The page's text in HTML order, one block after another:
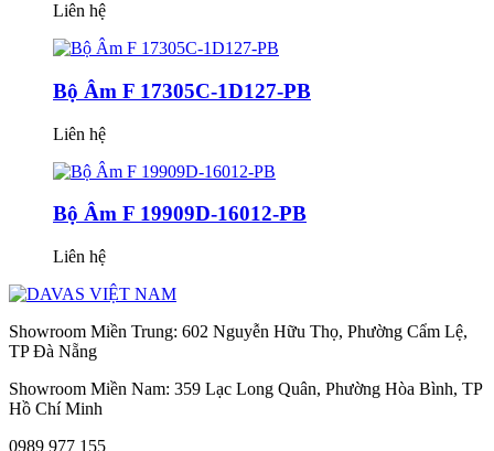
Liên hệ
Bộ Âm F 17305C-1D127-PB
Liên hệ
Bộ Âm F 19909D-16012-PB
Liên hệ
Showroom Miền Trung: 602 Nguyễn Hữu Thọ, Phường Cẩm Lệ,
TP Đà Nẵng
Showroom Miền Nam: 359 Lạc Long Quân, Phường Hòa Bình, TP
Hồ Chí Minh
0989 977 155